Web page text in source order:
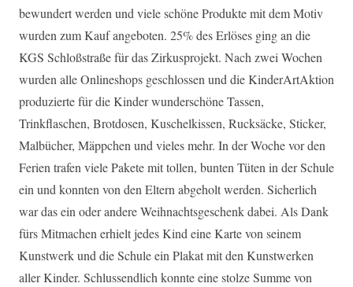
bewundert werden und viele schöne Produkte mit dem Motiv
wurden zum Kauf angeboten. 25% des Erlöses ging an die
KGS Schloßstraße für das Zirkusprojekt. Nach zwei Wochen
wurden alle Onlineshops geschlossen und die KinderArtAktion
produzierte für die Kinder wunderschöne Tassen,
Trinkflaschen, Brotdosen, Kuschelkissen, Rucksäcke, Sticker,
Malbücher, Mäppchen und vieles mehr. In der Woche vor den
Ferien trafen viele Pakete mit tollen, bunten Tüten in der Schule
ein und konnten von den Eltern abgeholt werden. Sicherlich
war das ein oder andere Weihnachtsgeschenk dabei. Als Dank
fürs Mitmachen erhielt jedes Kind eine Karte von seinem
Kunstwerk und die Schule ein Plakat mit den Kunstwerken
aller Kinder. Schlussendlich konnte eine stolze Summe von